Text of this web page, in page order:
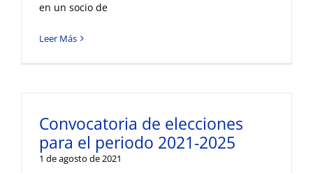
en un socio de
Leer Más
Convocatoria de elecciones
para el periodo 2021-2025
1 de agosto de 2021